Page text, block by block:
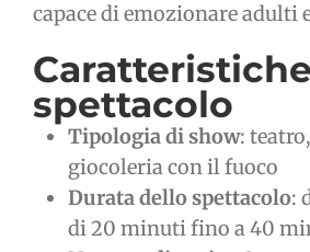
capace di emozionare adulti
spettacolo
Tipologia di show:
giocoleria con il fuoco
Durata dello spettacolo:
di 20 minuti fino a 40